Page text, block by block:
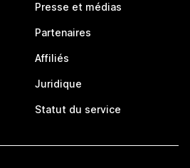
Presse et médias
Partenaires
Affiliés
Juridique
Statut du service